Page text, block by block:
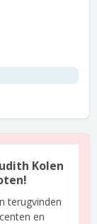
Kolen
terugvinden
en